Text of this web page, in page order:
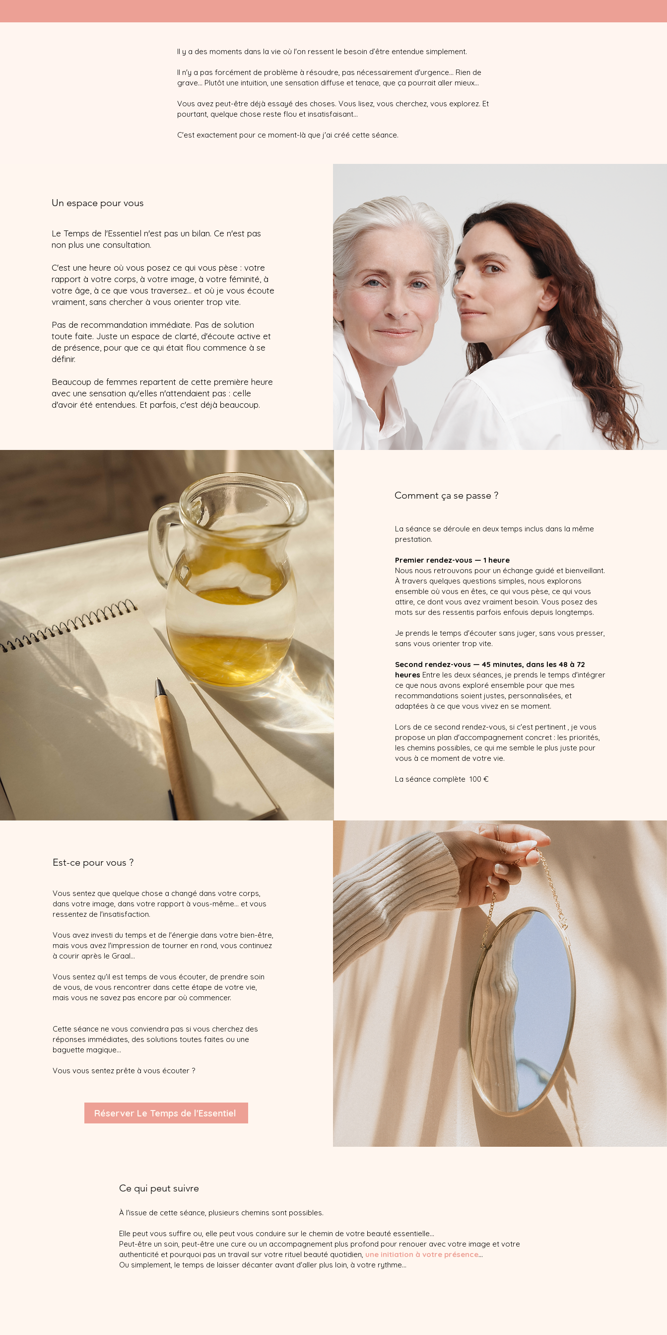
Il y a des moments dans la vie où l'on ressent le besoin d’être entendue simplement.
Il n'y a pas forcément de problème à résoudre, pas nécessairement d'urgence... Rien de
grave... Plutôt une intuition, une sensation diffuse et tenace, que ça pourrait aller mieux...
Vous avez peut-être déjà essayé des choses. Vous lisez, vous cherchez, vous explorez. Et
pourtant, quelque chose reste flou et insatisfaisant...
C'est exactement pour ce moment-là que j'ai créé cette séance.
Un espace pour vous
Le Temps de l'Essentiel n'est pas un bilan. Ce n'est pas
non plus une consultation.
C'est une heure où vous posez ce qui vous pèse : votre
rapport à votre corps, à votre image, à votre féminité, à
votre âge, à ce que vous traversez... et où je vous écoute
vraiment, sans chercher à vous orienter trop vite.
Pas de recommandation immédiate. Pas de solution
toute faite. Juste un espace de clarté, d'écoute active et
de présence, pour que ce qui était flou commence à se
définir.
Beaucoup de femmes repartent de cette première heure
avec une sensation qu'elles n'attendaient pas : celle
d'avoir été entendues. Et parfois, c'est déjà beaucoup.
Comment ça se passe ?
La séance se déroule en deux temps inclus dans la même
prestation.
Premier rendez-vous — 1 heure
Nous nous retrouvons pour un échange guidé et bienveillant.
À travers quelques questions simples, nous explorons
ensemble où vous en êtes, ce qui vous pèse, ce qui vous
attire, ce dont vous avez vraiment besoin. Vous posez des
mots sur des ressentis parfois enfouis depuis longtemps.
Je prends le temps d'écouter sans juger, sans vous presser,
sans vous orienter trop vite.
Second rendez-vous — 45 minutes, dans les 48 à 72
heures Entre les deux séances, je prends le temps d'intégrer
ce que nous avons exploré ensemble pour que mes
recommandations soient justes, personnalisées, et
adaptées à ce que vous vivez en se moment.
Lors de ce second rendez-vous, si c'est pertinent , je vous
propose un plan d'accompagnement concret : les priorités,
les chemins possibles, ce qui me semble le plus juste pour
vous à ce moment de votre vie.
La séance complète 100 €
Est-ce pour vous ?
Vous sentez que quelque chose a changé dans votre corps,
dans votre image, dans votre rapport à vous-même... et vous
ressentez de l'insatisfaction.
Vous avez investi du temps et de l'énergie dans votre bien-être,
mais vous avez l'impression de tourner en rond, vous continuez
à courir après le Graal...
Vous sentez qu'il est temps de vous écouter, de prendre soin
de vous, de vous rencontrer dans cette étape de votre vie,
mais vous ne savez pas encore par où commencer.
Cette séance ne vous conviendra pas si vous cherchez des
réponses immédiates, des solutions toutes faites ou une
baguette magique...
Vous vous sentez prête à vous écouter ?
Réserver Le Temps de l'Essentiel
Ce qui peut suivre
À l'issue de cette séance, plusieurs chemins sont possibles.
Elle peut vous suffire ou, elle peut vous conduire sur le chemin de votre beauté essentielle...
Peut-être un soin, peut-être une cure ou un accompagnement plus profond pour renouer avec votre image et votre
authenticité et pourquoi pas un travail sur votre rituel beauté quotidien, une initiation à votre présence...
Ou simplement, le temps de laisser décanter avant d'aller plus loin, à votre rythme...